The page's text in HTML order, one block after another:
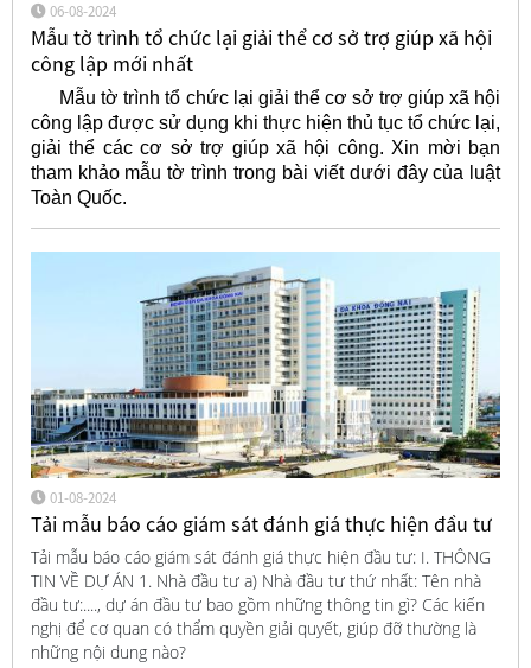
06-08-2024
Mẫu tờ trình tổ chức lại giải thể cơ sở trợ giúp xã hội
công lập mới nhất
Mẫu tờ trình tổ chức lại giải thể cơ sở trợ giúp xã hội
công lập được sử dụng khi thực hiện thủ tục tổ chức lại,
giải thể các cơ sở trợ giúp xã hội công. Xin mời bạn
tham khảo mẫu tờ trình trong bài viết dưới đây của luật
Toàn Quốc.
01-08-2024
Tải mẫu báo cáo giám sát đánh giá thực hiện đầu tư
Tải mẫu báo cáo giám sát đánh giá thực hiện đầu tư: I. THÔNG
TIN VỀ DỰ ÁN 1. Nhà đầu tư a) Nhà đầu tư thứ nhất: Tên nhà
đầu tư:...., dự án đầu tư bao gồm những thông tin gì? Các kiến
nghị để cơ quan có thẩm quyền giải quyết, giúp đỡ thường là
những nội dung nào?